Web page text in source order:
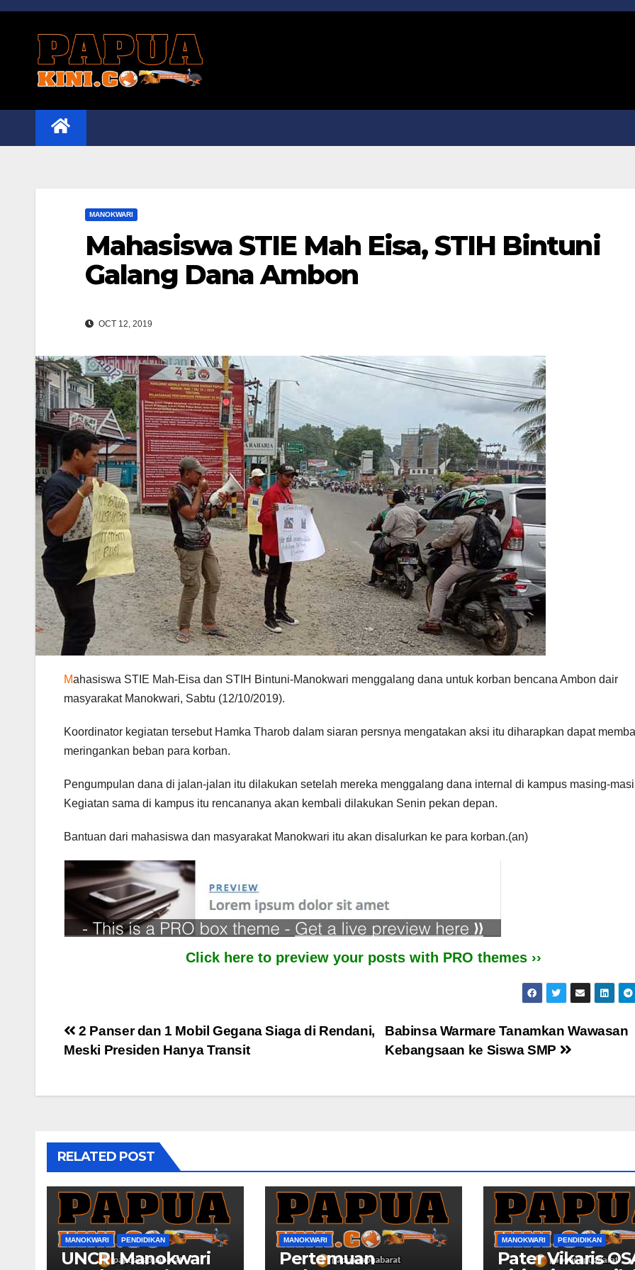
Skip
MANOKWARI
Mahasiswa STIE Mah Eisa, STIH Bintuni
Galang Dana Ambon
OCT 12, 2019
Mahasiswa STIE Mah-Eisa dan STIH Bintuni-Manokwari menggalang dana untuk korban bencana Ambon dair
masyarakat Manokwari, Sabtu (12/10/2019).
Koordinator kegiatan tersebut Hamka Tharob dalam siaran persnya mengatakan aksi itu diharapkan dapat
meringankan beban para korban.
Pengumpulan dana di jalan-jalan itu dilakukan setelah mereka menggalang dana internal di kampus masing-
Kegiatan sama di kampus itu rencananya akan kembali dilakukan Senin pekan depan.
Bantuan dari mahasiswa dan masyarakat Manokwari itu akan disalurkan ke para korban.(an)
Click here to preview your posts with PRO themes ››
Post
Babinsa Warmare Tanamkan Wawasan
Kebangsaan ke Siswa SMP
2 Panser dan 1 Mobil Gegana Siaga di Rendani,
Meski Presiden Hanya Transit
RELATED POST
MANOKWARI PENDIDIKAN
UNCRI Manokwari
MANOKWARI
Pertemuan
MANOKWARI PENDIDIKAN
Pater Vikaris